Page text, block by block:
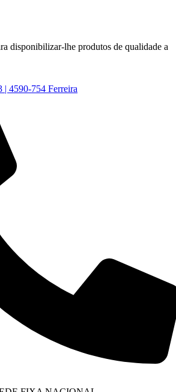
disponibilizar-lhe produtos de qualidade a
4590-754 Ferreira